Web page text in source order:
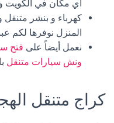
أي مكان في الكويت
كهرباء و بنشر
المنزل نوفرها لكم
نعمل أيضاً على فتح
ونش سيارات متنقل
كراج متنقل